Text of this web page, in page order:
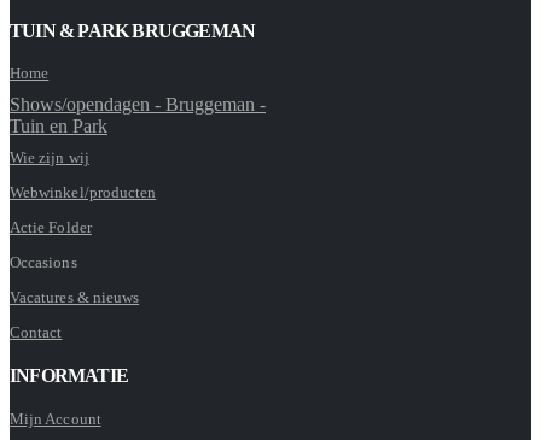
TUIN & PARK BRUGGEMAN
Home
Shows/opendagen - Bruggeman -
Tuin en Park
Wie zijn wij
Webwinkel/producten
Actie Folder
Occasions
Vacatures & nieuws
Contact
INFORMATIE
Mijn Account